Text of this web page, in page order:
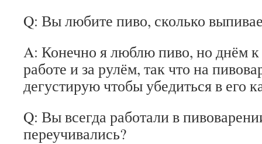
Q: Вы любите пиво, сколько
A: Конечно я люблю пиво, но днём
работе и за рулём, так что на
дегустирую чтобы убедиться в его
Q: Вы всегда работали в
переучивались?